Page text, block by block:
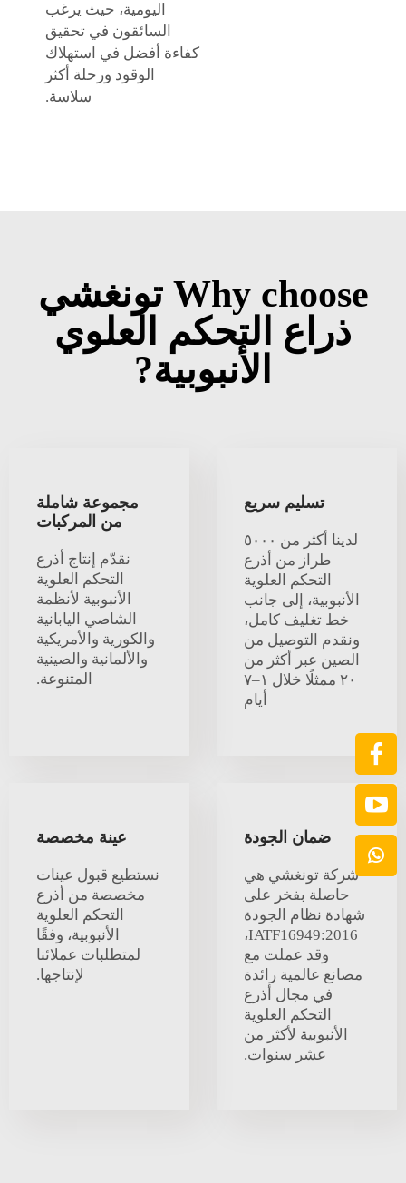
اليومية، حيث يرغب
السائقون في تحقيق
كفاءة أفضل في استهلاك
الوقود ورحلة أكثر
سلاسة.
Why choose تونغشي
ذراع التحكم العلوي
الأنبوبية?
تسليم سريع
لدينا أكثر من ٥٠٠٠
طراز من أذرع
التحكم العلوية
الأنبوبية، إلى جانب
خط تغليف كامل،
ونقدم التوصيل من
الصين عبر أكثر من
٢٠ ممثلًا خلال ١–٧
أيام
مجموعة شاملة
من المركبات
نقدّم إنتاج أذرع
التحكم العلوية
الأنبوبية لأنظمة
الشاصي اليابانية
والكورية والأمريكية
والألمانية والصينية
المتنوعة.
ضمان الجودة
شركة تونغشي هي
حاصلة بفخر على
شهادة نظام الجودة
IATF16949:2016،
وقد عملت مع
مصانع عالمية رائدة
في مجال أذرع
التحكم العلوية
الأنبوبية لأكثر من
عشر سنوات.
عينة مخصصة
نستطيع قبول عينات
مخصصة من أذرع
التحكم العلوية
الأنبوبية، وفقًا
لمتطلبات عملائنا
لإنتاجها.